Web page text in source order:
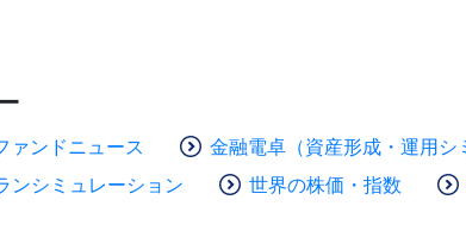
ァンドニュース 金融電卓（資産形成・運用シ
ンシミュレーション 世界の株価・指数